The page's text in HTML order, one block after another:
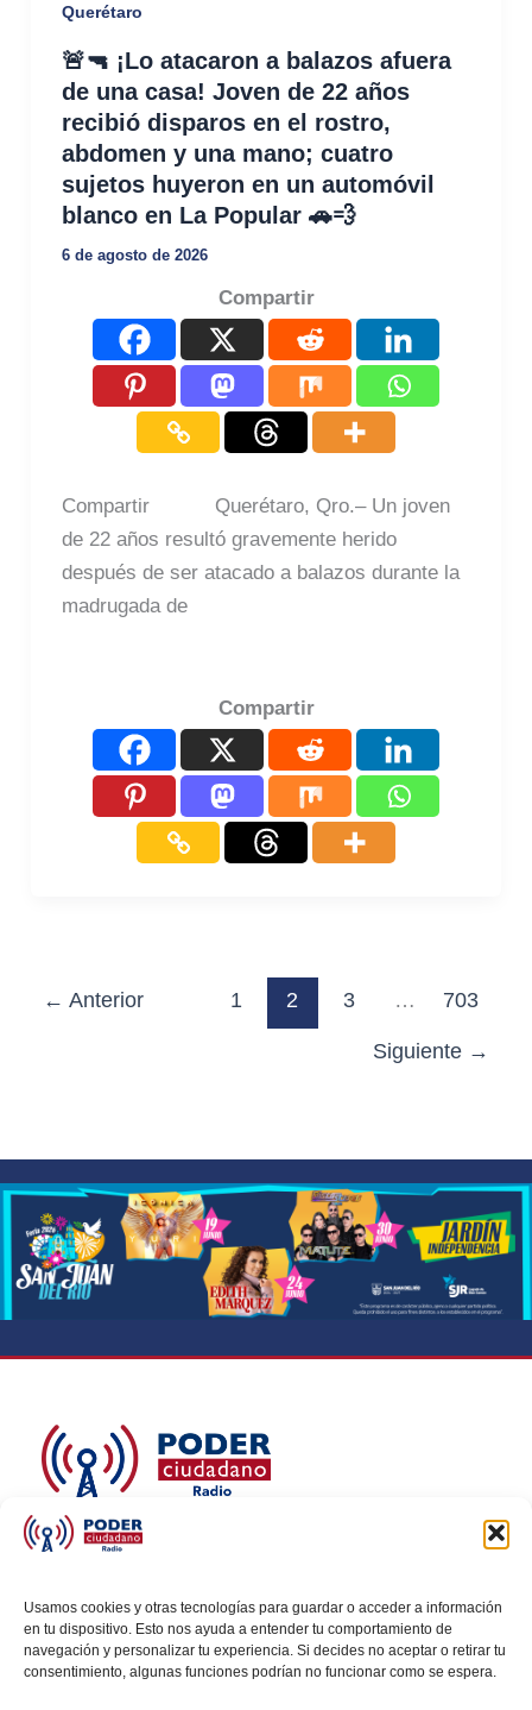
Usamos cookies y otras tecnologías para guardar o acceder a información
en tu dispositivo. Esto nos ayuda a entender tu comportamiento de
navegación y personalizar tu experiencia. Si decides no aceptar o retirar tu
consentimiento, algunas funciones podrían no funcionar como se espera.
Querétaro
🚨🔫 ¡Lo atacaron a balazos afuera
de una casa! Joven de 22 años
recibió disparos en el rostro,
abdomen y una mano; cuatro
sujetos huyeron en un automóvil
blanco en La Popular 🚗💨
6 de agosto de 2026
Compartir
Compartir Querétaro, Qro.– Un joven
de 22 años resultó gravemente herido
después de ser atacado a balazos durante la
madrugada de
Compartir
← Anterior 1 2 3 … 703
Siguiente →
Poder Ciudadano Radio y TV es la voz de quienes
Nuestro compromiso es conectar con la
ciudadanía, generar conciencia y promover la
transformación social a través de noticias claras,